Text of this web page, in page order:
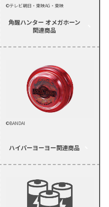
©テレビ朝日・東映AG・東映
角醒ハンター オメガホーン
関連商品
©BANDAI
ハイパーヨーヨー関連商品